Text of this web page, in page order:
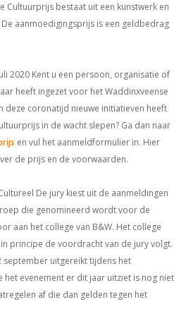
Cultuurprijs bestaat uit een kunstwerk en
aanmoedigingsprijs is een geldbedrag
2020 Kent u een persoon, organisatie of
heeft ingezet voor het Waddinxveense
deze coronatijd nieuwe initiatieven heeft
in de wacht slepen? Ga dan naar
en vul het aanmeldformulier in. Hier
de prijs en de voorwaarden.
De jury kiest uit de aanmeldingen
die genomineerd wordt voor de
aan het college van B&W. Het college
principe de voordracht van de jury volgt.
uitgereikt tijdens het
het evenement er dit jaar uitziet is nog niet
af die dan gelden tegen het